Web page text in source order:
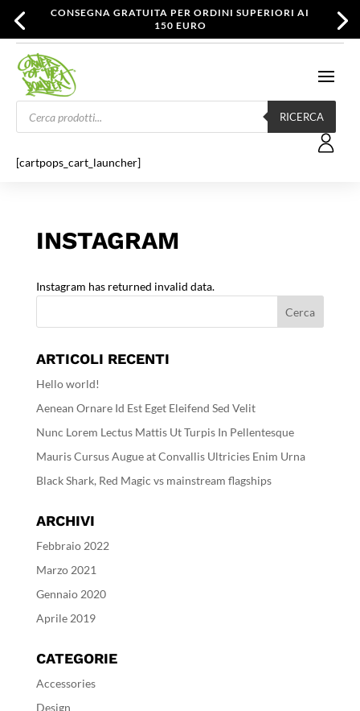
CONSEGNA GRATUITA PER ORDINI SUPERIORI AI
150 EURO
Products
search
RICERCA
[cartpops_cart_launcher]
INSTAGRAM
Instagram has returned invalid data.
ARTICOLI RECENTI
Hello world!
Aenean Ornare Id Est Eget Eleifend Sed Velit
Nunc Lorem Lectus Mattis Ut Turpis In Pellentesque
Mauris Cursus Augue at Convallis Ultricies Enim Urna
Black Shark, Red Magic vs mainstream flagships
ARCHIVI
Febbraio 2022
Marzo 2021
Gennaio 2020
Aprile 2019
CATEGORIE
Accessories
Design